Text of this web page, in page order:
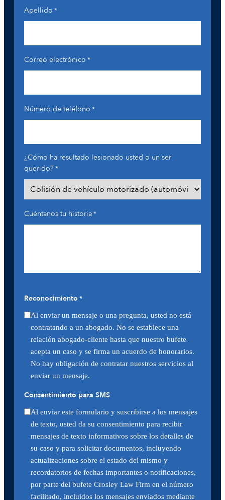
Apellido *
Correo electrónico *
Número de teléfono *
¿Cómo ha resultado lesionado usted o un ser
querido?*
Cuéntanos tu historia*
Reconocimiento *
Al enviar un mensaje o una pregunta, usted no está
contratando a un abogado. No se establece una
relación abogado-cliente hasta que nuestro bufete
acepta un caso y se firma un acuerdo de honorarios.
No hay obligación de contratar nuestros servicios al
enviar un mensaje.
Consentimiento para SMS
Al enviar este formulario y suscribirse a los mensajes
de texto, usted da su consentimiento para recibir
mensajes de texto informativos sobre los detalles de
su caso y para solicitar documentos, incluyendo
actualizaciones sobre el estado del mismo y
recordatorios de fechas importantes o notificaciones,
por parte del bufete Crosley Law Firm en el número
facilitado, incluidos los mensajes enviados mediante